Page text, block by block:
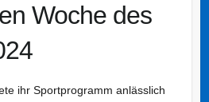
Woche des
ihr Sportprogramm anlässlich